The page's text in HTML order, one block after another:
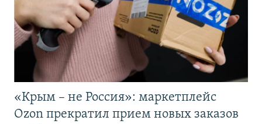
«Крым – не Россия»: маркетплейс
Ozon прекратил прием новых заказов